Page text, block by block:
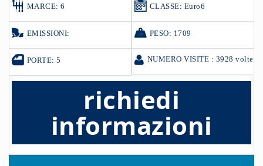
MARCE: 6 CLASSE: Euro6
EMISSIONI: PESO: 1709
PORTE: 5 NUMERO VISITE : 3928 volte
richiedi
informazioni